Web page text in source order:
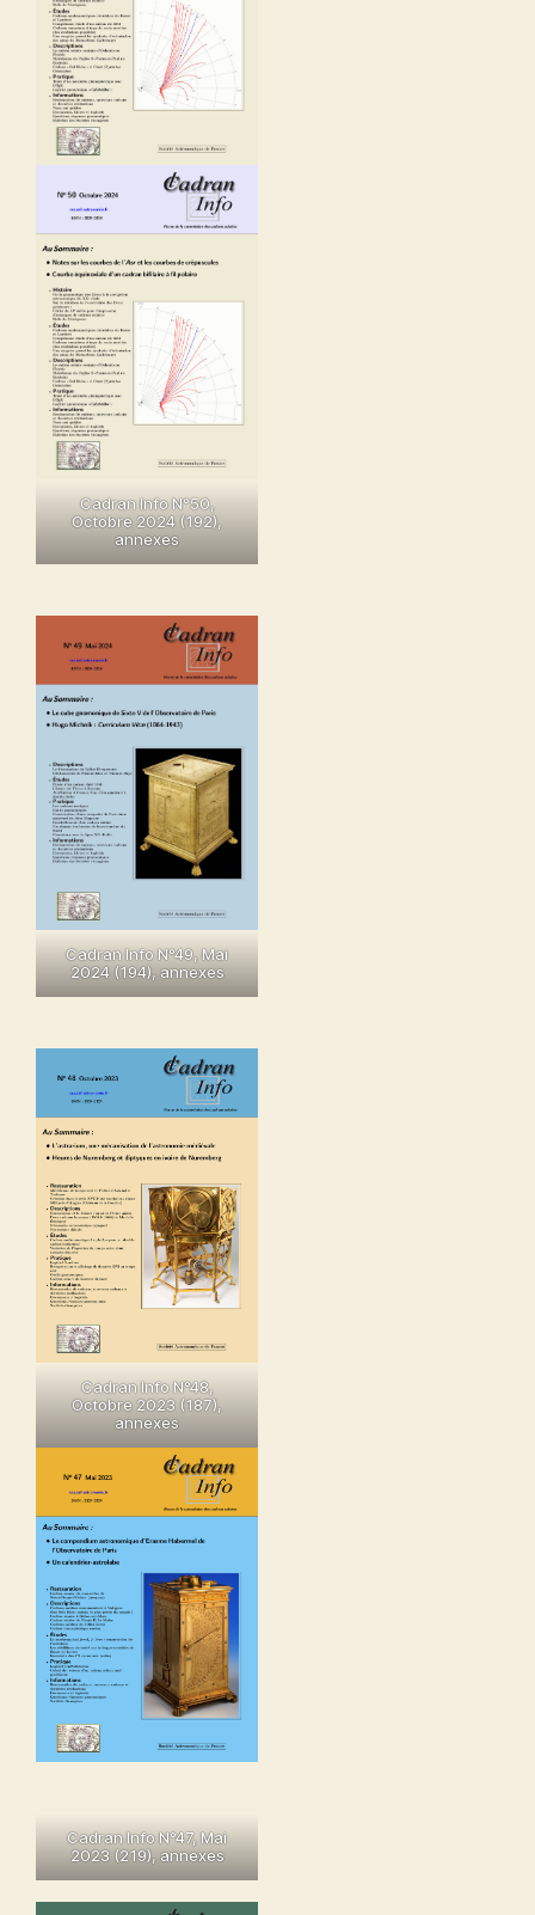
Cadran Info N°50,
Octobre 2024 (192),
annexes
Cadran Info N°49, Mai
2024 (194), annexes
Cadran Info N°48,
Octobre 2023 (187),
annexes
Cadran Info N°47, Mai
2023 (219), annexes